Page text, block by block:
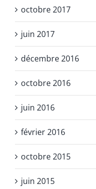
octobre 2017
juin 2017
décembre 2016
octobre 2016
juin 2016
février 2016
octobre 2015
juin 2015